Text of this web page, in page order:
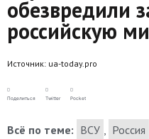
обезвредили
российскую
Источник: ua-today.pro
Поделиться Twitter Pocket
Всё по теме: ВСУ , Россия